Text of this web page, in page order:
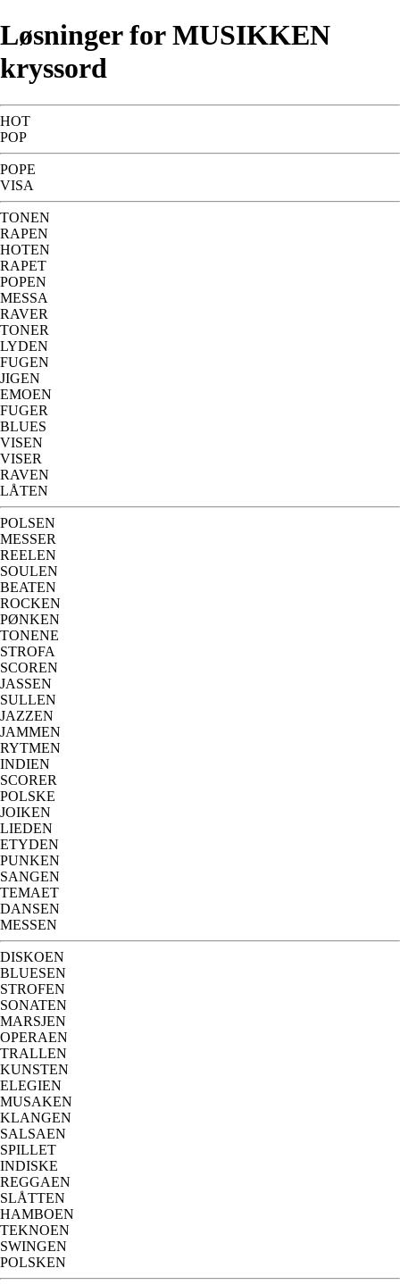
Løsninger for MUSIKKEN
kryssord
HOT
POP
POPE
VISA
TONEN
RAPEN
HOTEN
RAPET
POPEN
MESSA
RAVER
TONER
LYDEN
FUGEN
JIGEN
EMOEN
FUGER
BLUES
VISEN
VISER
RAVEN
LÅTEN
POLSEN
MESSER
REELEN
SOULEN
BEATEN
ROCKEN
PØNKEN
TONENE
STROFA
SCOREN
JASSEN
SULLEN
JAZZEN
JAMMEN
RYTMEN
INDIEN
SCORER
POLSKE
JOIKEN
LIEDEN
ETYDEN
PUNKEN
SANGEN
TEMAET
DANSEN
MESSEN
DISKOEN
BLUESEN
STROFEN
SONATEN
MARSJEN
OPERAEN
TRALLEN
KUNSTEN
ELEGIEN
MUSAKEN
KLANGEN
SALSAEN
SPILLET
INDISKE
REGGAEN
SLÅTTEN
HAMBOEN
TEKNOEN
SWINGEN
POLSKEN